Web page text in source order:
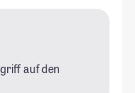
auf den